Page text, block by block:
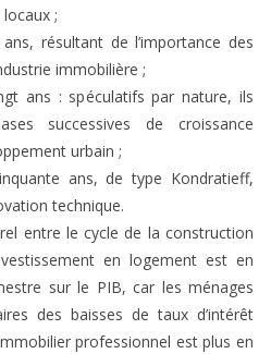
;
résultant de l’importance des
immobilière ;
ans : spéculatifs par nature, ils
successives de croissance
urbain ;
ans, de type Kondratieff,
technique.
entre le cycle de la construction
en logement est en
sur le PIB, car les ménages
des baisses de taux d’intérêt
professionnel est plus en